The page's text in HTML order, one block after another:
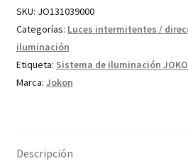
SKU: JO131039000
Categorías: Luces intermitentes /
iluminación
Etiqueta: Sistema de iluminación
Marca: Jokon
Descripción